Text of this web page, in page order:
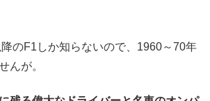
のF1しか知らないので、1960～70年
んが。